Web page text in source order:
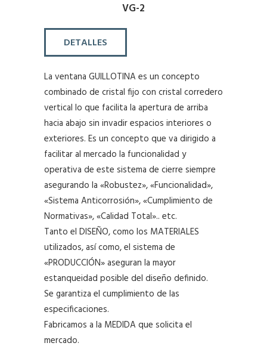
VG-2
DETALLES
La ventana GUILLOTINA es un concepto
combinado de cristal fijo con cristal corredero
vertical lo que facilita la apertura de arriba
hacia abajo sin invadir espacios interiores o
exteriores. Es un concepto que va dirigido a
facilitar al mercado la funcionalidad y
operativa de este sistema de cierre siempre
asegurando la «Robustez», «Funcionalidad»,
«Sistema Anticorrosión», «Cumplimiento de
Normativas», «Calidad Total».. etc.
Tanto el DISEÑO, como los MATERIALES
utilizados, así como, el sistema de
«PRODUCCIÓN» aseguran la mayor
estanqueidad posible del diseño definido.
Se garantiza el cumplimiento de las
especificaciones.
Fabricamos a la MEDIDA que solicita el
mercado.